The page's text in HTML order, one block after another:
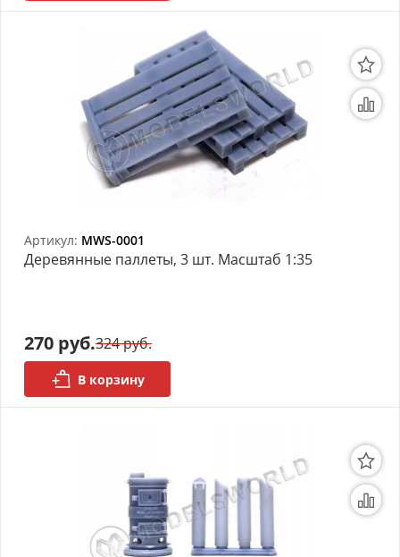
Артикул: MWS-0001
Деревянные паллеты, 3 шт. Масштаб 1:35
270 руб.324 руб.
В корзину